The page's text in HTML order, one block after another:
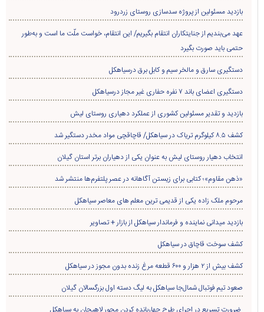
بازدید مسئولین از پروژه سدسازی روستای زردرود
عهد می‌بندیم از جنایتکاران انتقام بگیریم/ این انتقام، خواست ملّت ما است و به‌طور
حتمی باید صورت بگیرد
دستگیری سارق و مالخر سیم و کابل برق درسیاهکل
دستگیری اعضای باند ۷ نفره حفاری غير مجاز درسیاهکل
بازدید و تقدیر مسئولین کشوری از عملکرد دهیاری روستای لیش
کشف ۸.۵ کیلوگرم تریاک در سیاهکل/ قاچاقچی مواد مخدر دستگیر شد
انتخاب دهیار روستای لیش به عنوان یکی از دهیاران برتر استان گیلان
«ذهن مقاوم»؛ کتابی برای زیستن آگاهانه در عصر پلتفرم‌ها منتشر شد
مرحوم ملک زاده یکی از قدیمی ترین معلم های معاصر سیاهکل
بازدید میدانی نماینده و فرماندار سیاهکل از بازار + تصاویر
کشف سوخت قاچاق در سياهکل
کشف بیش از ۲ هزار و ۶۰۰ قطعه مرغ زنده بدون مجوز در سیاهکل
صعود تیم فوتبال شمال‌جا‌ سیاهکل به لیگ دسته اول بزرگسالان گیلان